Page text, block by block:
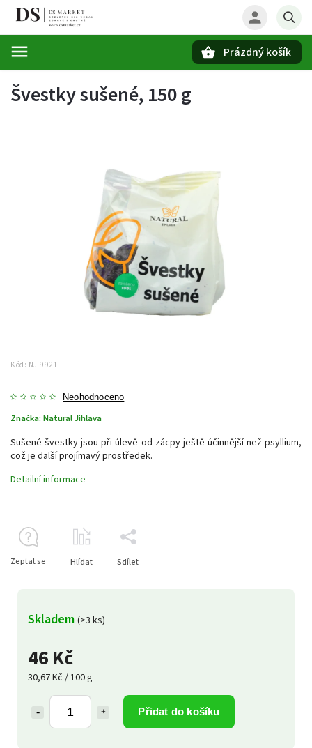
Prázdný košík
Švestky sušené, 150 g
Kód: NJ-9921
Neohodnoceno
Značka: Natural Jihlava
46 Kč
30,67 Kč / 100 g
Přidat do košíku
Skladem (>3 ks)
Sušené švestky jsou při úlevě od zácpy ještě účinnější než psyllium,
což je další projímavý prostředek.
Detailní informace
Zeptat se Hlídat Sdílet